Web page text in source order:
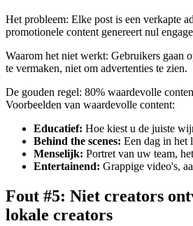
Het probleem: Elke post is een verkapte
promotionele content genereert nul
Waarom het niet werkt: Gebruikers gaan
te vermaken, niet om advertenties te zien.
De gouden regel: 80% waardevolle
Voorbeelden van waardevolle content:
Educatief: Hoe kiest u de juiste
Behind the scenes: Een dag in het
Menselijk: Portret van uw team,
Entertainend: Grappige video's,
Fout #5: Niet creators
lokale creators